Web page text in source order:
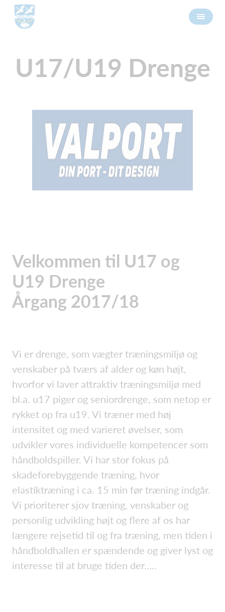
U17/U19 Drenge
Velkommen til U17 og
U19 Drenge
Årgang 2017/18
Vi er drenge, som vægter træningsmiljø og
venskaber på tværs af alder og køn højt,
hvorfor vi laver attraktiv træningsmiljø med
bl.a. u17 piger og seniordrenge, som netop er
rykket op fra u19. Vi træner med høj
intensitet og med varieret øvelser, som
udvikler vores individuelle kompetencer som
håndboldspiller. Vi har stor fokus på
skadeforebyggende træning, hvor
elastiktræning i ca. 15 min før træning indgår.
Vi prioriterer sjov træning, venskaber og
personlig udvikling højt og flere af os har
længere rejsetid til og fra træning, men tiden i
håndboldhallen er spændende og giver lyst og
interesse til at bruge tiden der…..